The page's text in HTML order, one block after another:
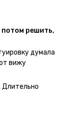
решить,
думала
вижу
вкус.
настоящая.
закажу ещё.
Длительно